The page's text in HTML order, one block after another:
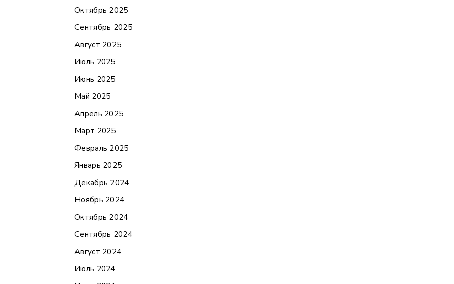
Октябрь 2025
Сентябрь 2025
Август 2025
Июль 2025
Июнь 2025
Май 2025
Апрель 2025
Март 2025
Февраль 2025
Январь 2025
Декабрь 2024
Ноябрь 2024
Октябрь 2024
Сентябрь 2024
Август 2024
Июль 2024